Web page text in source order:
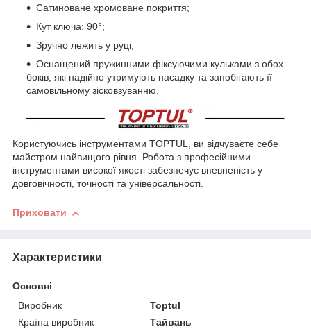
Сатиноване хромоване покриття;
Кут ключа: 90°;
Зручно лежить у руці;
Оснащений пружинними фіксуючими кульками з обох
боків, які надійно утримують насадку та запобігають її
самовільному зісковзуванню.
Користуючись інструментами TOPTUL, ви відчуваєте себе
майстром найвищого рівня. Робота з професійними
інструментами високої якості забезпечує впевненість у
довговічності, точності та універсальності.
Приховати
Характеристики
Основні
Виробник
Toptul
Країна виробник
Тайвань